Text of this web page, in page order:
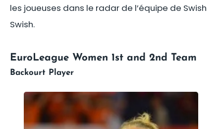
les joueuses dans le radar de l’équipe de Swish
Swish.
EuroLeague Women 1st and 2nd Team
Backourt Player